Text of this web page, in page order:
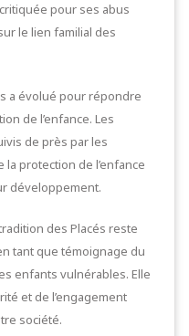
pour ses abus
le lien familial des
a évolué pour répondre
de l’enfance. Les
de près par les
protection de l’enfance
développement.
des Placés reste
tant que témoignage du
enfants vulnérables. Elle
et de l’engagement
société.